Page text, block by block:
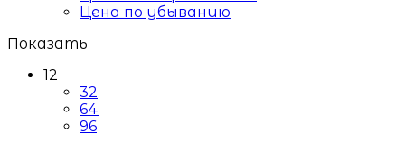
Цена по убыванию
Показать
12
32
64
96